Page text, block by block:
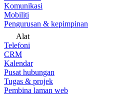
Komunikasi
Mobiliti
Pengurusan & kepimpinan
Alat
Telefoni
CRM
Kalendar
Pusat hubungan
Tugas & projek
Pembina laman web